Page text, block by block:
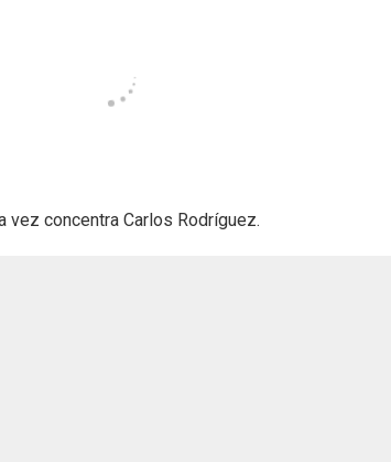
concentra Carlos Rodríguez.